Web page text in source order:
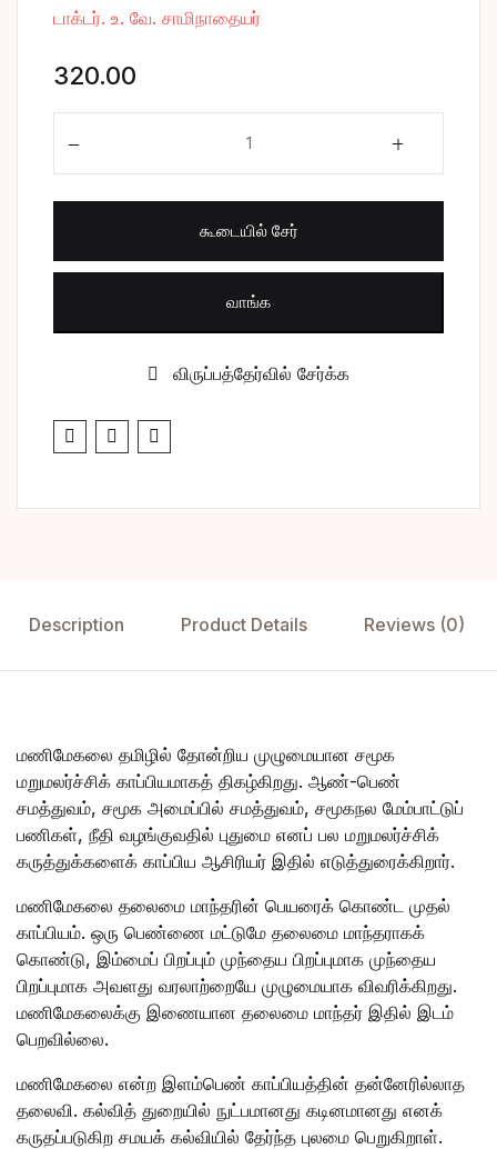
போட்டித் தேர்வு
மருத்துவம்
வணிகம் &
டாக்டர். உ. வே. சாமிநாதையர்
320.00
கூடையில் சேர்
வாங்க
விருப்பத்தேர்வில் சேர்க்க
Description Product Details Reviews (0)
மணிமேகலை தமிழில் தோன்றிய முழுமையான சமூக
மறுமலர்ச்சிக் காப்பியமாகத் திகழ்கிறது. ஆண்-பெண்
சமத்துவம், சமூக அமைப்பில் சமத்துவம், சமூகநல மேம்பாட்டுப்
பணிகள், நீதி வழங்குவதில் புதுமை எனப் பல மறுமலர்ச்சிக்
கருத்துக்களைக் காப்பிய ஆசிரியர் இதில் எடுத்துரைக்கிறார்.
மணிமேகலை தலைமை மாந்தரின் பெயரைக் கொண்ட முதல்
காப்பியம். ஒரு பெண்ணை மட்டுமே தலைமை மாந்தராகக்
கொண்டு, இம்மைப் பிறப்பும் முந்தைய பிறப்புமாக முந்தைய
பிறப்புமாக அவளது வரலாற்றையே முழுமையாக விவரிக்கிறது.
மணிமேகலைக்கு இணையான தலைமை மாந்தர் இதில் இடம்
பெறவில்லை.
மணிமேகலை என்ற இளம்பெண் காப்பியத்தின் தன்னேரில்லாத
தலைவி. கல்வித் துறையில் நுட்பமானது கடினமானது எனக்
கருதப்படுகிற சமயக் கல்வியில் தேர்ந்த புலமை பெறுகிறாள்.